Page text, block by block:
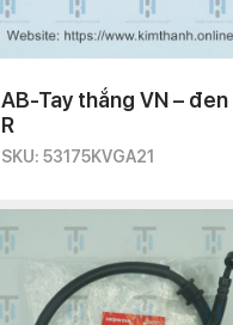
AB-Tay thắng VN – đen
R
SKU: 53175KVGA21